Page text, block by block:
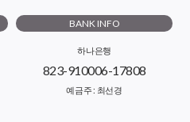
BANK INFO
하나은행
823-910006-17808
예금주 : 최선경